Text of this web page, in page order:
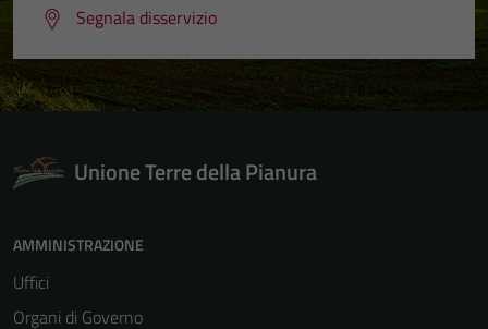
Segnala disservizio
Unione Terre della Pianura
AMMINISTRAZIONE
Uffici
Organi di Governo